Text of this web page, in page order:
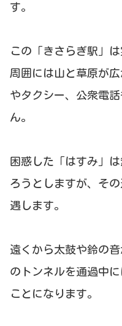
す。
この「きさらぎ駅」
周囲には山と草原が
やタクシー、公衆電
ん。
困惑した「はすみ」
ろうとしますが、そ
遇します。
遠くから太鼓や鈴の
のトンネルを通過中
ことになります。